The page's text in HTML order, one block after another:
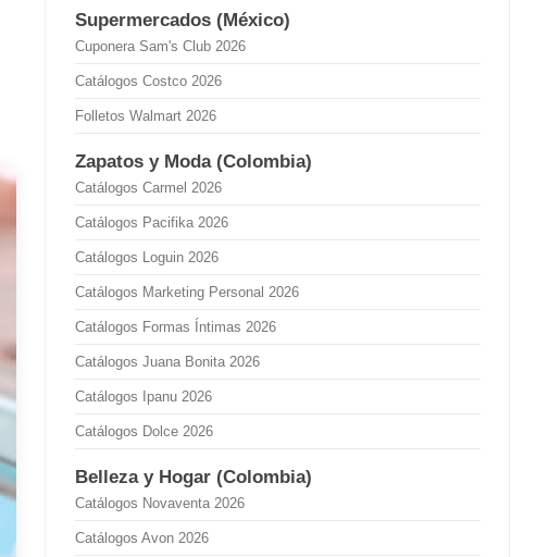
Supermercados (México)
Cuponera Sam's Club 2026
Catálogos Costco 2026
Folletos Walmart 2026
Zapatos y Moda (Colombia)
Catálogos Carmel 2026
Catálogos Pacifika 2026
Catálogos Loguin 2026
Catálogos Marketing Personal 2026
Catálogos Formas Íntimas 2026
Catálogos Juana Bonita 2026
Catálogos Ipanu 2026
Catálogos Dolce 2026
Belleza y Hogar (Colombia)
Catálogos Novaventa 2026
Catálogos Avon 2026